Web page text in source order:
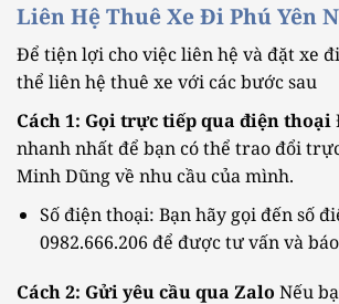
Liên Hệ Thuê Xe Đi Phú Yên
Để tiện lợi cho việc liên hệ và đặt xe đi
thể liên hệ thuê xe với các bước sau
Cách 1: Gọi trực tiếp qua điện thoại
nhanh nhất để bạn có thể trao đổi
Minh Dũng về nhu cầu của mình.
Số điện thoại: Bạn hãy gọi đến số
0982.666.206 để được tư vấn và
Cách 2: Gửi yêu cầu qua Zalo Nếu